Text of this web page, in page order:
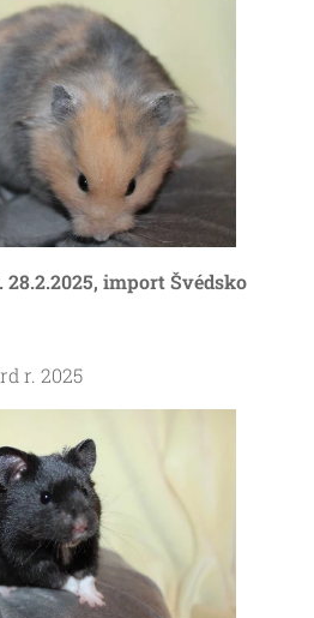
import Švédsko
r. 2025